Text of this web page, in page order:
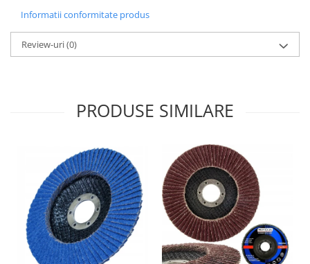
Informatii conformitate produs
Review-uri(0)
PRODUSE SIMILARE